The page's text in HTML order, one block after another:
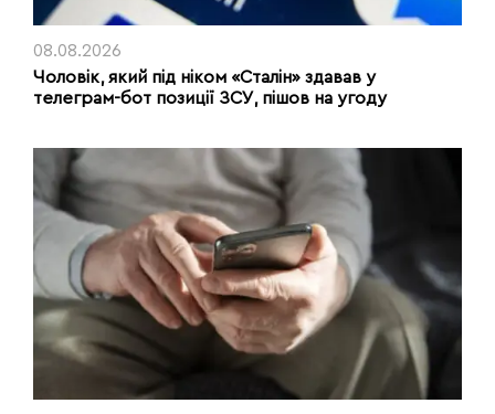
08.08.2026
Чоловік, який під ніком «Сталін» здавав у
телеграм-бот позиції ЗСУ, пішов на угоду